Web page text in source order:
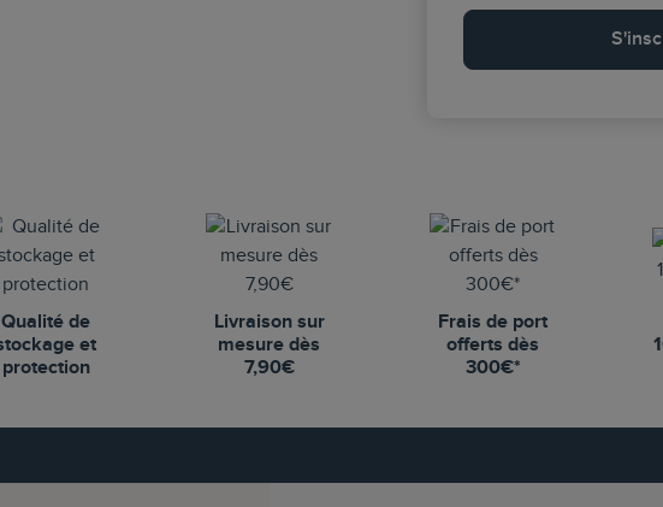
Qualité de
et
protection
Livraison sur
mesure dès
7,90€
Frais de port
offerts dès
300€*